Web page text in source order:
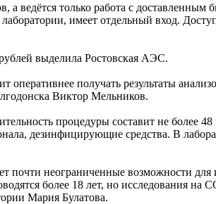
а ведётся только работа с
имеет отдельный вход. Доступ
выделила Ростовская АЭС.
оперативнее получать результаты
Виктор Мельников.
процедуры составит не более
дезинфицирующие средства. В
почти неограниченные возможности
более 18 лет, но исследования на
Мария Булатова.